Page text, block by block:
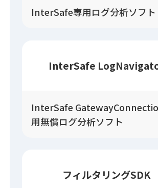
InterSafe専用ログ分析ソフト
InterSafe
InterSafe
用無償ログ分析ソフト
フィルタリングSDK